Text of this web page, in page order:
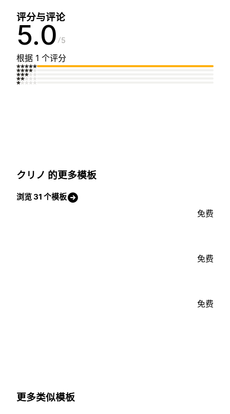
评分与评论
5.0 5
根据 1 个评分
クリノ 的更多模板
浏览 31 个模板
免费
免费
免费
更多类似模板